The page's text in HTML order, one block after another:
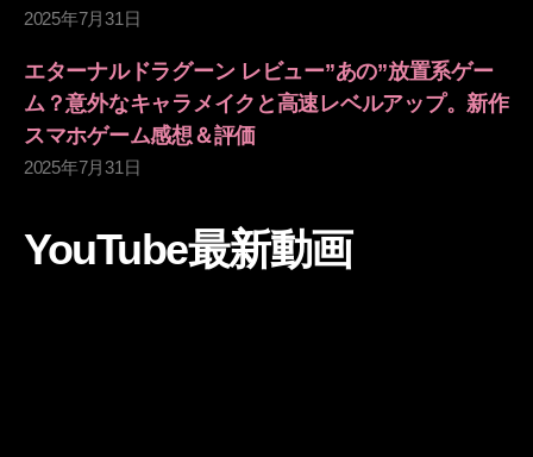
2025年7月31日
エターナルドラグーン レビュー”あの”放置系ゲー
ム？意外なキャラメイクと高速レベルアップ。新作
スマホゲーム感想＆評価
2025年7月31日
YouTube最新動画